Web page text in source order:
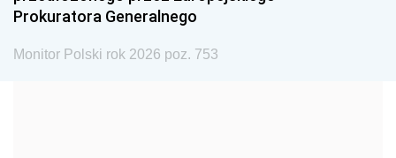
1978 1977
1975 1974
Prokuratora Generalnego
Monitor Polski rok 2026 poz. 753